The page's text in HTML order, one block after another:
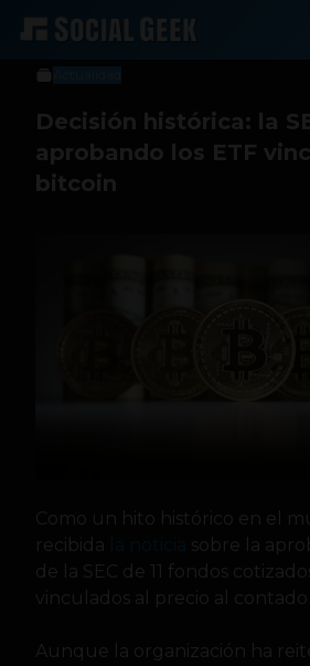
Sergio Ramos
11 de enero de 2024
Decisión histórica: la
aprobando los ETF
bitcoin
Como un hito histórico en el
recibida
sobre la
de la SEC de 11 fondos
vinculados al precio al
Aunque la organización ha